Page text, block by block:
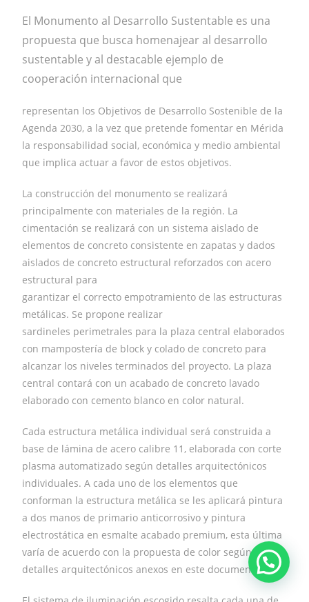
El Monumento al Desarrollo Sustentable es una
propuesta que busca homenajear al desarrollo
sustentable y al destacable ejemplo de
cooperación internacional que
representan los Objetivos de Desarrollo Sostenible de la
Agenda 2030, a la vez que pretende fomentar en Mérida
la responsabilidad social, económica y medio ambiental
que implica actuar a favor de estos objetivos.
La construcción del monumento se realizará
principalmente con materiales de la región. La
cimentación se realizará con un sistema aislado de
elementos de concreto consistente en zapatas y dados
aislados de concreto estructural reforzados con acero
estructural para
garantizar el correcto empotramiento de las estructuras
metálicas. Se propone realizar
sardineles perimetrales para la plaza central elaborados
con mampostería de block y colado de concreto para
alcanzar los niveles terminados del proyecto. La plaza
central contará con un acabado de concreto lavado
elaborado con cemento blanco en color natural.
Cada estructura metálica individual será construida a
base de lámina de acero calibre 11, elaborada con corte
plasma automatizado según detalles arquitectónicos
individuales. A cada uno de los elementos que
conforman la estructura metálica se les aplicará pintura
a dos manos de primario anticorrosivo y pintura
electrostática en esmalte acabado premium, esta última
varía de acuerdo con la propuesta de color según
detalles arquitectónicos anexos en este documento.